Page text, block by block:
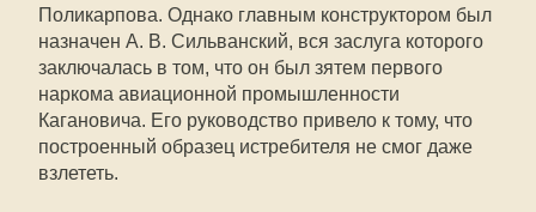
Поликарпова. Однако главным конструктором был
назначен А. В. Сильванский, вся заслуга которого
заключалась в том, что он был зятем первого
наркома авиационной промышленности
Кагановича. Его руководство привело к тому, что
построенный образец истребителя не смог даже
взлететь.